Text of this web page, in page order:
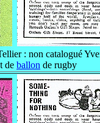
: non catalogué
de ballon de rugby